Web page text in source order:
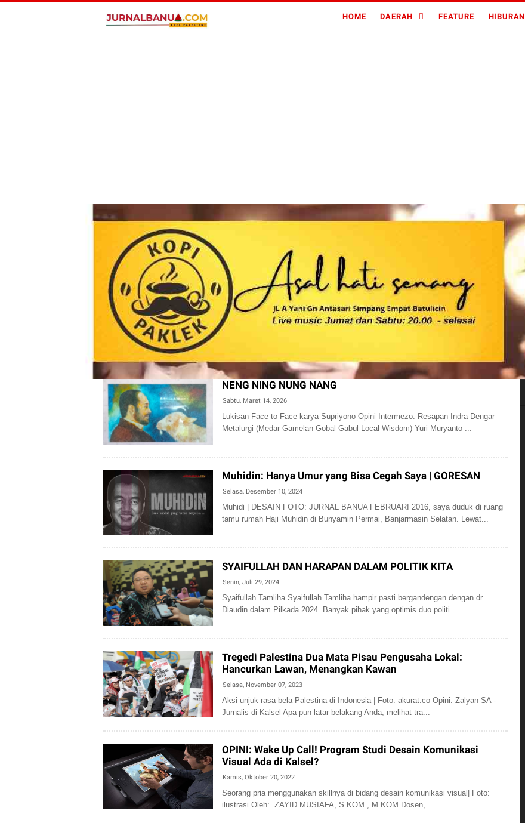
HOME DAERAH FEATURE HIBURAN
NENG NING NUNG NANG
Sabtu, Maret 14, 2026
Lukisan Face to Face karya Supriyono Opini Intermezo: Resapan Indra Dengar
Metalurgi (Medar Gamelan Gobal Gabul Local Wisdom) Yuri Muryanto ...
Muhidin: Hanya Umur yang Bisa Cegah Saya | GORESAN
Selasa, Desember 10, 2024
Muhidi | DESAIN FOTO: JURNAL BANUA FEBRUARI 2016, saya duduk di ruang
tamu rumah Haji Muhidin di Bunyamin Permai, Banjarmasin Selatan. Lewat...
SYAIFULLAH DAN HARAPAN DALAM POLITIK KITA
Senin, Juli 29, 2024
Syaifullah Tamliha Syaifullah Tamliha hampir pasti bergandengan dengan dr.
Diaudin dalam Pilkada 2024. Banyak pihak yang optimis duo politi...
Tregedi Palestina Dua Mata Pisau Pengusaha Lokal:
Hancurkan Lawan, Menangkan Kawan
Selasa, November 07, 2023
Aksi unjuk rasa bela Palestina di Indonesia | Foto: akurat.co Opini: Zalyan SA -
Jurnalis di Kalsel Apa pun latar belakang Anda, melihat tra...
OPINI: Wake Up Call! Program Studi Desain Komunikasi
Visual Ada di Kalsel?
Kamis, Oktober 20, 2022
Seorang pria menggunakan skillnya di bidang desain komunikasi visual| Foto:
ilustrasi Oleh: ZAYID MUSIAFA, S.KOM., M.KOM Dosen,...